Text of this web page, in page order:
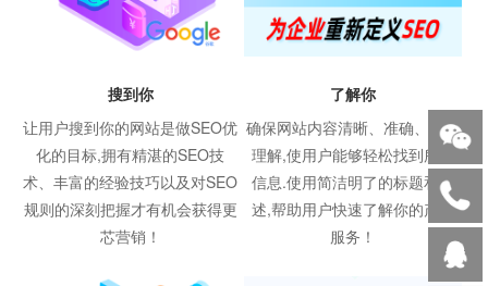
搜到你
让用户搜到你的网站是做SEO优
化的目标,拥有精湛的SEO技
术、丰富的经验技巧以及对SEO
规则的深刻把握才有机会获得更
芯营销！
了解你
确保网站内容清晰、准确、易于
理解,使用户能够轻松找到所需
信息.使用简洁明了的标题和描
述,帮助用户快速了解你的产品
服务！